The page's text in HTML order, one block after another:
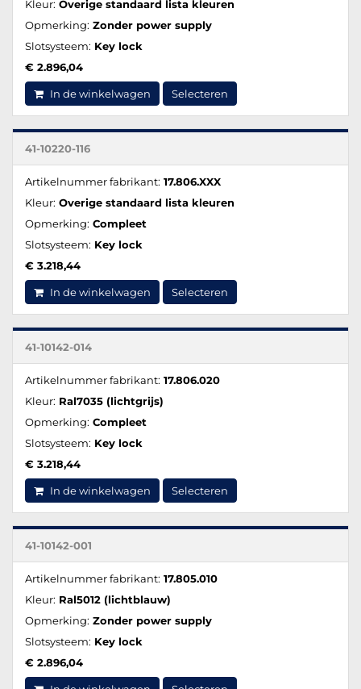
Kleur: Overige standaard lista kleuren
Opmerking: Zonder power supply
Slotsysteem: Key lock
€ 2.896,04
In de winkelwagen Selecteren
41-10220-116
Artikelnummer fabrikant: 17.806.XXX
Kleur: Overige standaard lista kleuren
Opmerking: Compleet
Slotsysteem: Key lock
€ 3.218,44
In de winkelwagen Selecteren
41-10142-014
Artikelnummer fabrikant: 17.806.020
Kleur: Ral7035 (lichtgrijs)
Opmerking: Compleet
Slotsysteem: Key lock
€ 3.218,44
In de winkelwagen Selecteren
41-10142-001
Artikelnummer fabrikant: 17.805.010
Kleur: Ral5012 (lichtblauw)
Opmerking: Zonder power supply
Slotsysteem: Key lock
€ 2.896,04